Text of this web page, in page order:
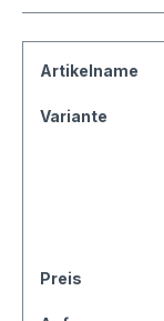
Artikelname
Variante
Preis